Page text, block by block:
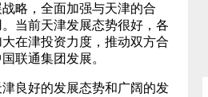
略，全面加强与天津的合
当前天津发展态势很好，各
在津投资力度，推动双方合
联通集团发展。
良好的发展态势和广阔的发